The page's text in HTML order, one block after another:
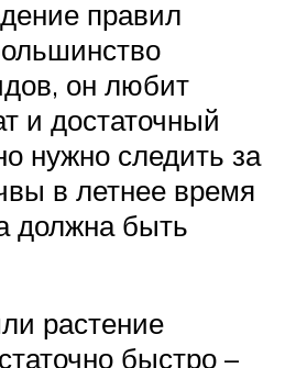
правил
он любит
и достаточный
нужно следить за
в летнее время
должна быть
растение
быстро –